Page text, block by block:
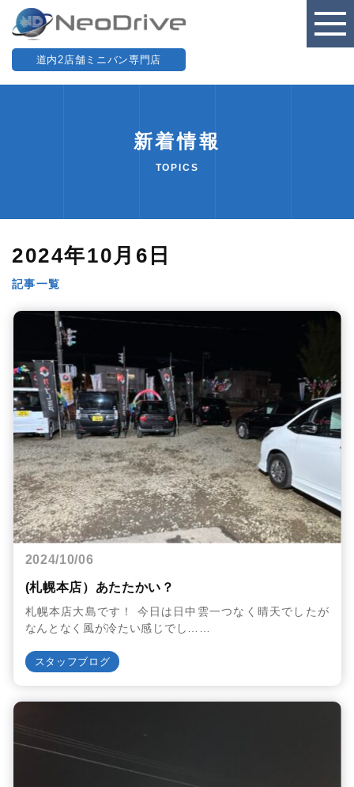
道内2店舗ミニバン専門店
新着情報
TOPICS
2024年10月6日
記事一覧
2024/10/06
(札幌本店）あたたかい？
札幌本店大島です！ 今日は日中雲一つなく晴天でしたが
なんとなく風が冷たい感じでし……
スタッフブログ